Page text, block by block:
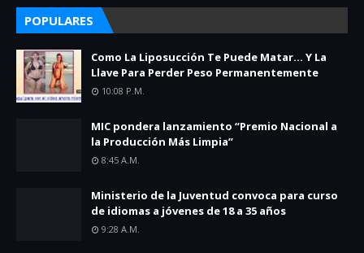
POPULARES
Como La Liposucción Te Puede Matar… Y La
Llave Para Perder Peso Permanentemente
10:08 P.m.
MIC pondera lanzamiento “Premio Nacional a
la Producción Más Limpia”
8:45 A.m.
Ministerio de la Juventud convoca para curso
de idiomas a jóvenes de 18 a 35 años
9:28 A.m.